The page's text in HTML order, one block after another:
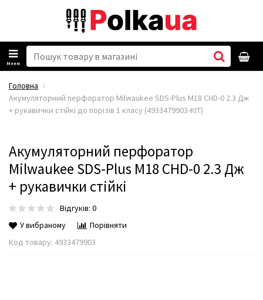
Меню
Головна
Акумуляторний перфоратор Milwaukee SDS-Plus M18 CHD-0 2.3 Дж
+ рукавички стійкі до порізів 1 класу (4933479903-KIT)
Акумуляторний перфоратор
Milwaukee SDS-Plus M18 CHD-0 2.3 Дж
+ рукавички стійкі
Відгуків: 0
У вибраному
Порівняти
Код товару: 4933479903